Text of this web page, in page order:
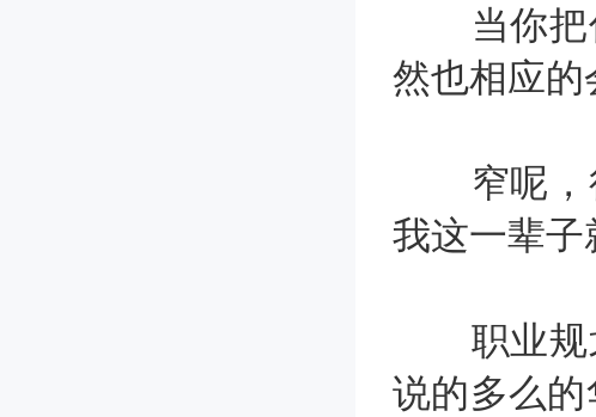
当你把你
然也相应的
窄呢，很
我这一辈子
职业规
说的多么的